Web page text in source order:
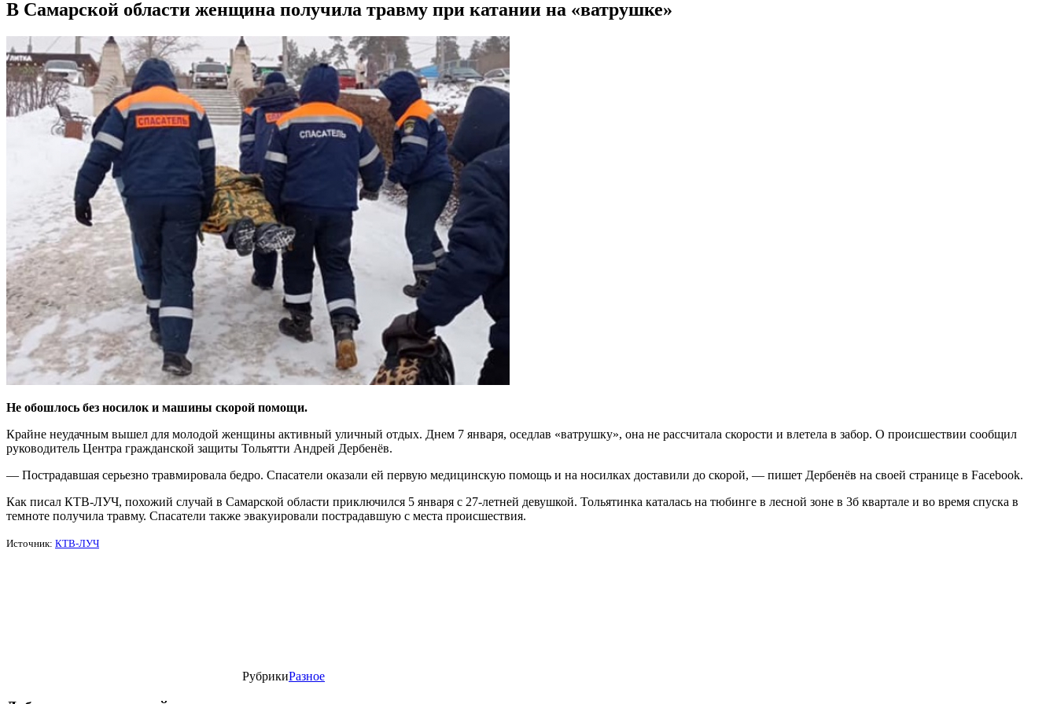
В Самарской области женщина получила травму при катании на «ватрушке»
Не обошлось без носилок и машины скорой помощи.
Крайне неудачным вышел для молодой женщины активный уличный отдых. Днем 7 января, оседлав «ватрушку», она не рассчитала скорости и влетела в забор. О происшествии сообщил
руководитель Центра гражданской защиты Тольятти Андрей Дербенёв.
— Пострадавшая серьезно травмировала бедро. Спасатели оказали ей первую медицинскую помощь и на носилках доставили до скорой, — пишет Дербенёв на своей странице в Facebook.
Как писал КТВ-ЛУЧ, похожий случай в Самарской области приключился 5 января с 27-летней девушкой. Тольятинка каталась на тюбинге в лесной зоне в 3б квартале и во время спуска в
темноте получила травму. Спасатели также эвакуировали пострадавшую с места происшествия.
Источник: КТВ-ЛУЧ
РубрикиРазное